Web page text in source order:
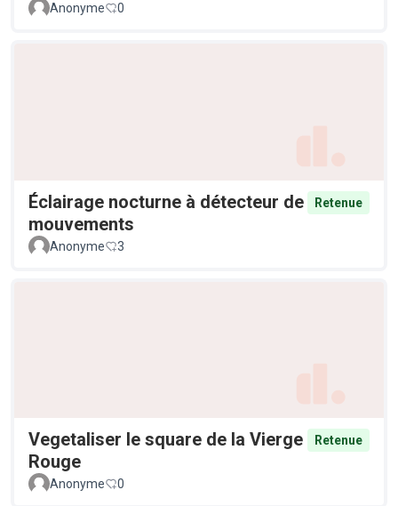
Anonyme 0
Éclairage nocturne à détecteur de
mouvements
Retenue
Anonyme 3
Vegetaliser le square de la Vierge
Rouge
Retenue
Anonyme 0